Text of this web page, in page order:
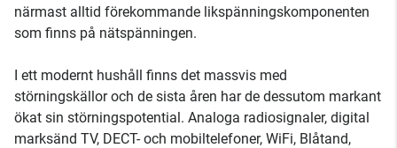
närmast alltid förekommande likspänningskomponenten
som finns på nätspänningen.
I ett modernt hushåll finns det massvis med
störningskällor och de sista åren har de dessutom markant
ökat sin störningspotential. Analoga radiosignaler, digital
marksänd TV, DECT- och mobiltelefoner, WiFi, Blåtand,